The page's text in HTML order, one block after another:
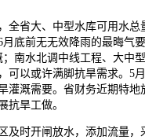
省大、中型水库可用水总
底前无无效降雨的最晦气
南水北调中线工程、大中
可以或许满脚抗旱需求。5
灌溉需要。省财务近期特地
抗旱工做。
时开闸放水，添加流量，